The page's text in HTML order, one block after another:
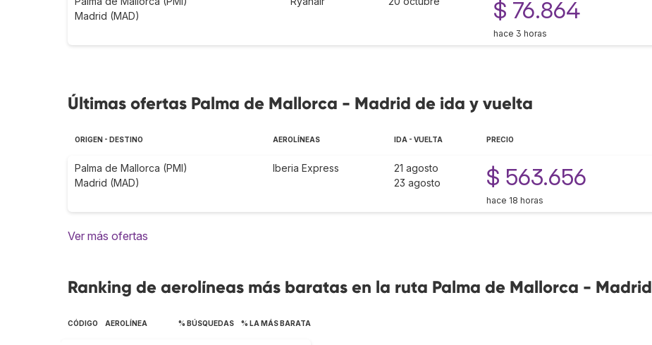
Madrid (MAD)
$ 76.864
hace 3 horas
Últimas ofertas Palma de Mallorca - Madrid de ida y vuelta
ORIGEN - DESTINO AEROLÍNEAS IDA - VUELTA PRECIO
Palma de Mallorca (PMI)
Madrid (MAD)
Iberia Express
21 agosto
23 agosto
$ 563.656
hace 18 horas
Ver más ofertas
Ranking de aerolíneas más baratas en la ruta Palma de Mallorca - Madrid
CÓDIGO AEROLÍNEA % BÚSQUEDAS % LA MÁS BARATA